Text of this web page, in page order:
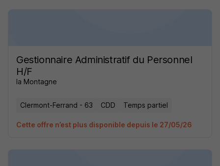
Gestionnaire Administratif du Personnel
H/F
la Montagne
Clermont-Ferrand - 63 CDD Temps partiel
Cette offre n’est plus disponible depuis le 27/05/26